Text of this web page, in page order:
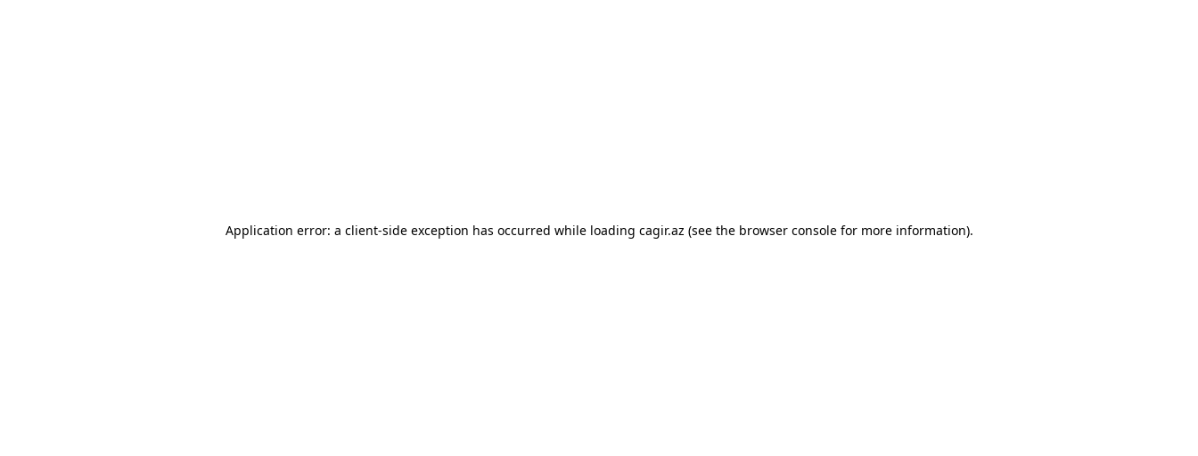
Application error: a client-side exception has occurred while loading cagir.az (see the browser console for more information).